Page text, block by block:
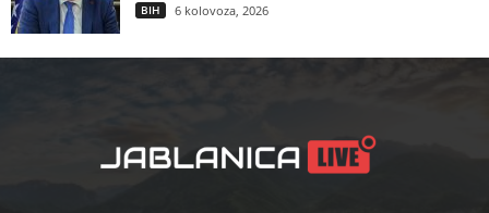
BIH 6 kolovoza, 2026